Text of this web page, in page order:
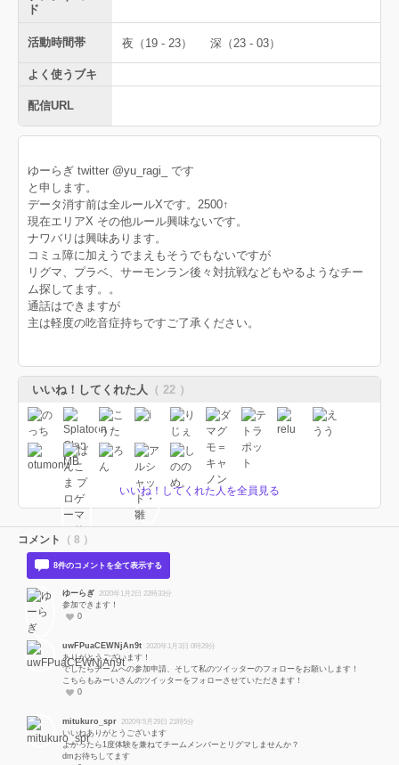
ド
活動時間帯 夜（19 - 23） 深（23 - 03）
よく使うブキ
配信URL
ゆーらぎ twitter @yu_ragi_ です
と申します。
データ消す前は全ルールXです。2500↑
現在エリアX その他ルール興味ないです。
ナワバリは興味あります。
コミュ障に加えうでまえもそうでもないですが
リグマ、プラベ、サーモンラン後々対抗戦などもやるようなチー
ム探してます。。
通話はできますが
主は軽度の吃音症持ちですご了承ください。
いいね！してくれた人 （ 22 ）
いいね！してくれた人を全員見る
コメント （ 8 ）
8件のコメントを全て表示する
ゆーらぎ 2020年1月2日 22時33分
参加できます！
0
uwFPuaCEWNjAn9t 2020年1月3日 0時29分
ありがとうございます！
でしたらチームへの参加申請、そして私のツイッターのフォローをお願いします！
こちらもみーいさんのツイッターをフォローさせていただきます！
0
mitukuro_spr 2020年5月29日 21時5分
いいねありがとうございます
よかったら1度体験を兼ねてチームメンバーとリグマしませんか？
dmお待ちしてます